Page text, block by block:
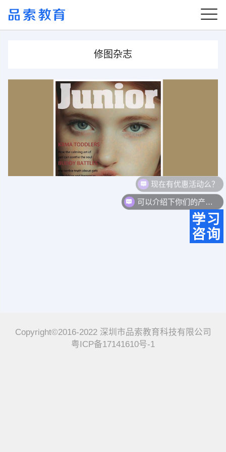
修图杂志
Copyright©2016-2022 深圳市品索教育科技有限公司
粤ICP备17141610号-1
现在有优惠活动么？